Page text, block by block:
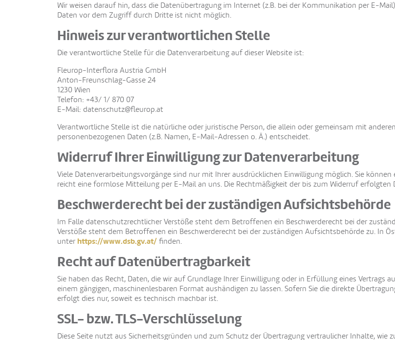
Wir weisen darauf hin, dass die Datenübertragung im Internet (z.B. bei der Kommunikation per E-
Daten vor dem Zugriff durch Dritte ist nicht möglich.
Hinweis zur verantwortlichen Stelle
Die verantwortliche Stelle für die Datenverarbeitung auf dieser Website ist:
Fleurop-Interflora Austria GmbH
Anton-Freunschlag-Gasse 24
1230 Wien
Telefon: +43/ 1/ 870 07
E-Mail: datenschutz@fleurop.at
Verantwortliche Stelle ist die natürliche oder juristische Person, die allein oder gemeinsam mit
personenbezogenen Daten (z.B. Namen, E-Mail-Adressen o. Ä.) entscheidet.
Widerruf Ihrer Einwilligung zur Datenverarbeitung
Viele Datenverarbeitungsvorgänge sind nur mit Ihrer ausdrücklichen Einwilligung möglich. Sie
reicht eine formlose Mitteilung per E-Mail an uns. Die Rechtmäßigkeit der bis zum Widerruf
Beschwerderecht bei der zuständigen Aufsichtsbehörde
Im Falle datenschutzrechtlicher Verstöße steht dem Betroffenen ein Beschwerderecht bei der
Verstöße steht dem Betroffenen ein Beschwerderecht bei der zuständigen Aufsichtsbehörde zu. In
unter https://www.dsb.gv.at/ finden.
Recht auf Datenübertragbarkeit
Sie haben das Recht, Daten, die wir auf Grundlage Ihrer Einwilligung oder in Erfüllung eines Vertrags
einem gängigen, maschinenlesbaren Format aushändigen zu lassen. Sofern Sie die direkte
erfolgt dies nur, soweit es technisch machbar ist.
SSL- bzw. TLS-Verschlüsselung
Diese Seite nutzt aus Sicherheitsgründen und zum Schutz der Übertragung vertraulicher Inhalte, wie